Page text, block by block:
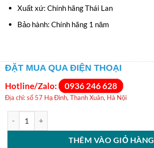
Xuất xứ: Chính hãng Thái Lan
Bảo hành: Chính hãng 1 năm
ĐẶT MUA QUA ĐIỆN THOẠI
Hotline/Zalo: 0936 246 628
Địa chỉ: số 57 Hạ Đình, Thanh Xuân, Hà Nội
THÊM VÀO GIỎ HÀNG